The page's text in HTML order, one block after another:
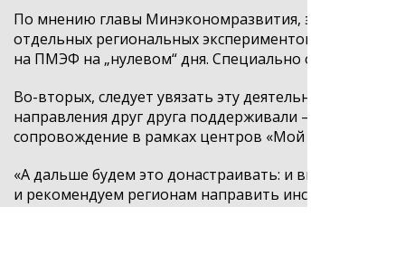
По мнению главы Минэкономразвития, это
отдельных региональных экспериментов к общему
на ПМЭФ на „нулевом“ дня. Специально организуем
Во-вторых, следует увязать эту деятельность с
направления друг друга поддерживали — чтобы все,
сопровождение в рамках центров «Мой бизнес»,
«А дальше будем это донастраивать: и выделять в
и рекомендуем регионам направить